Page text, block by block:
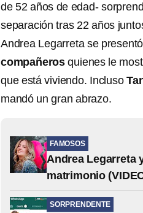
de 52 años de edad-
separación tras 22 años
Andrea Legarreta se
compañeros quienes le
que está viviendo. Incluso
mandó un gran abrazo.
FAMOSOS
Andrea Legarreta
matrimonio
SORPRENDENTE